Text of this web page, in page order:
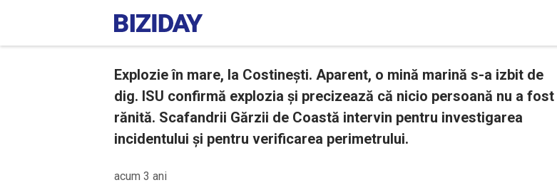
Explozie în mare, la Costinești. Aparent, o mină marină s-a izbit de
dig. ISU confirmă explozia și precizează că nicio persoană nu a fost
rănită. Scafandrii Gărzii de Coastă intervin pentru investigarea
incidentului și pentru verificarea perimetrului.
acum 3 ani